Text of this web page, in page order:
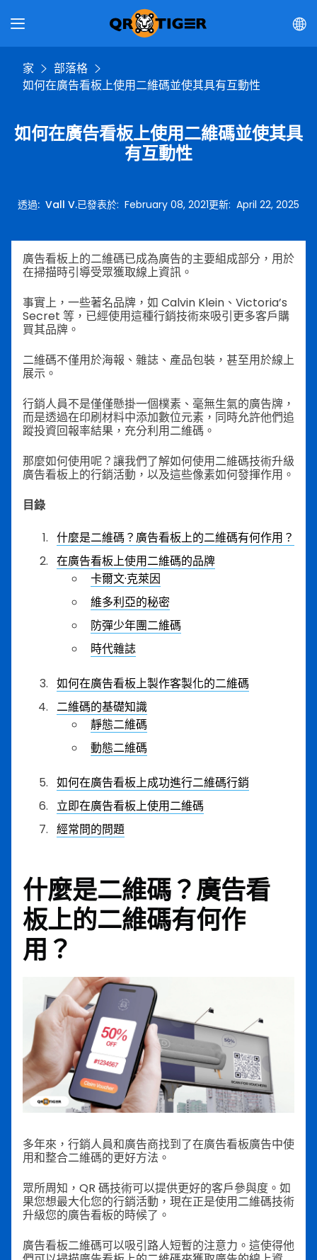
家
部落格
如何在廣告看板上使用二維碼並使其具有互動性
如何在廣告看板上使用二維碼並使其具
有互動性
透過: Vall V.已發表於: February 08, 2021更新: April 22, 2025
廣告看板上的二維碼已成為廣告的主要組成部分，用於
在掃描時引導受眾獲取線上資訊。
事實上，一些著名品牌，如 Calvin Klein、Victoria’s
Secret 等，已經使用這種行銷技術來吸引更多客戶購
買其品牌。
二維碼不僅用於海報、雜誌、產品包裝，甚至用於線上
展示。
行銷人員不是僅僅懸掛一個樸素、毫無生氣的廣告牌，
而是透過在印刷材料中添加數位元素，同時允許他們追
蹤投資回報率結果，充分利用二維碼。
那麼如何使用呢？讓我們了解如何使用二維碼技術升級
廣告看板上的行銷活動，以及這些像素如何發揮作用。
目錄
什麼是二維碼？廣告看板上的二維碼有何作用？
在廣告看板上使用二維碼的品牌
卡爾文·克萊因
維多利亞的秘密
防彈少年團二維碼
時代雜誌
如何在廣告看板上製作客製化的二維碼
二維碼的基礎知識
靜態二維碼
動態二維碼
如何在廣告看板上成功進行二維碼行銷
立即在廣告看板上使用二維碼
經常問的問題
什麼是二維碼？廣告看
板上的二維碼有何作
用？
多年來，行銷人員和廣告商找到了在廣告看板廣告中使
用和整合二維碼的更好方法。
眾所周知，QR 碼技術可以提供更好的客戶參與度。如
果您想最大化您的行銷活動，現在正是使用二維碼技術
升級您的廣告看板的時候了。
廣告看板二維碼可以吸引路人短暫的注意力。這使得他